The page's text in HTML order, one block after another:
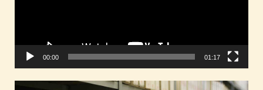
00:00 01:17